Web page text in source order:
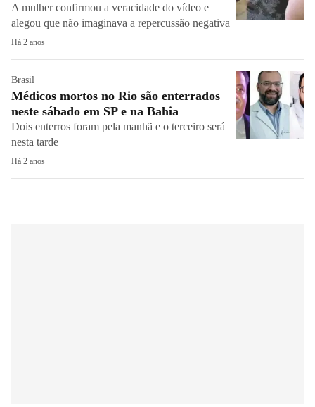
A mulher confirmou a veracidade do vídeo e
alegou que não imaginava a repercussão negativa
Há 2 anos
Brasil
Médicos mortos no Rio são enterrados
neste sábado em SP e na Bahia
Dois enterros foram pela manhã e o terceiro será
nesta tarde
Há 2 anos